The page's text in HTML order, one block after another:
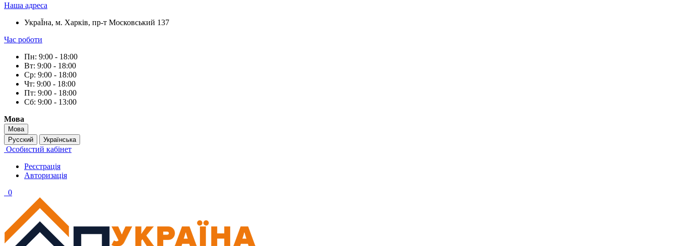
Наша адреса
УкраЇна, м. Харків, пр-т Московський 137
Час роботи
Пн: 9:00 - 18:00
Вт: 9:00 - 18:00
Ср: 9:00 - 18:00
Чт: 9:00 - 18:00
Пт: 9:00 - 18:00
Сб: 9:00 - 13:00
Мова
Мова
Русский
Українська
Особистий кабінет
Реєстрація
Авторизація
0